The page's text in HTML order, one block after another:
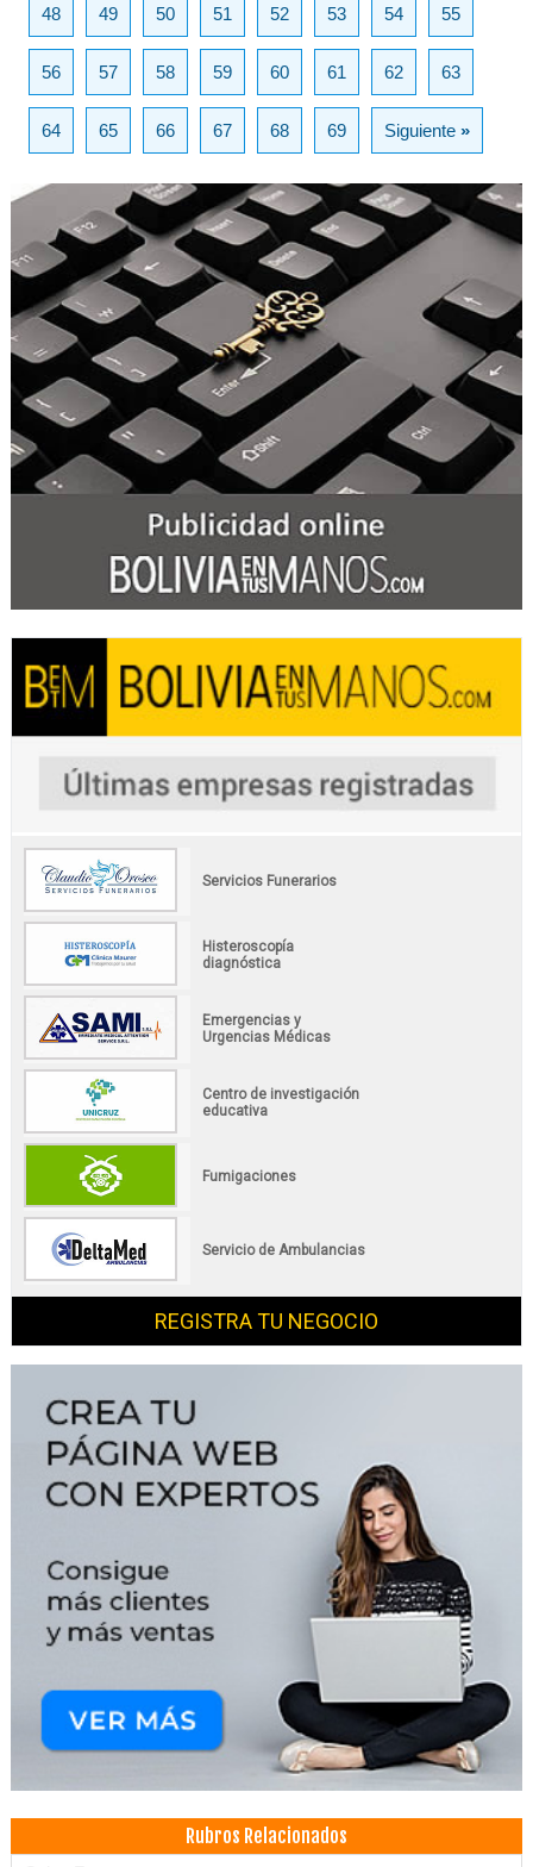
48 49 50 51 52 53 54 55
56 57 58 59 60 61 62 63
64 65 66 67 68 69 Siguiente»
Servicios Funerarios
Histeroscopía
diagnóstica
Emergencias y
Urgencias Médicas
Centro de investigación
educativa
Fumigaciones
Servicio de Ambulancias
REGISTRA TU NEGOCIO
Rubros Relacionados